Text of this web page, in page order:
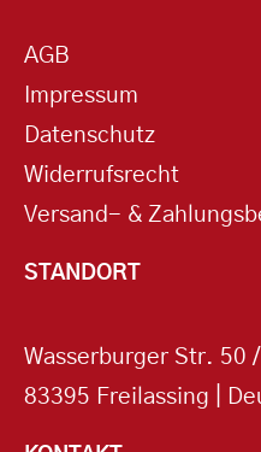
AGB
Impressum
Datenschutz
Widerrufsrecht
Versand- &
STANDORT
Wasserburger Str. 50
83395 Freilassing |